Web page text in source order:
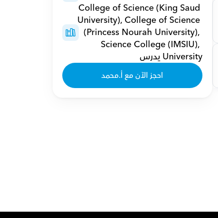
College of Science (King Saud
University), College of Science
(Princess Nourah University),
Science College (IMSIU),
University يدرس
احجز الآن مع أ.محمد